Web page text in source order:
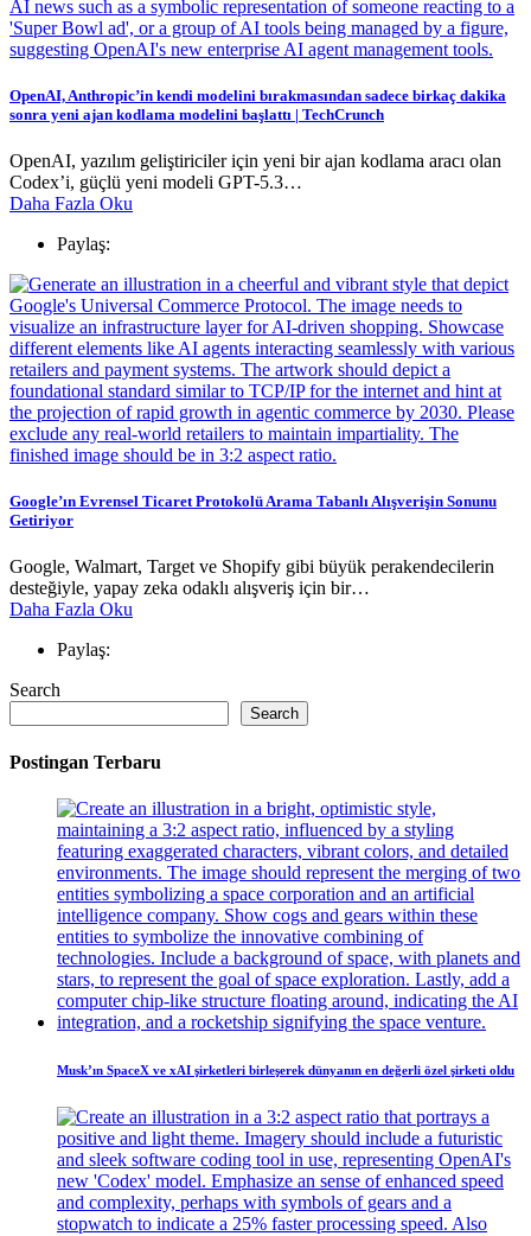
OpenAI, Anthropic’in kendi modelini bırakmasından sadece birkaç dakika
sonra yeni ajan kodlama modelini başlattı | TechCrunch
OpenAI, yazılım geliştiriciler için yeni bir ajan kodlama aracı olan
Codex’i, güçlü yeni modeli GPT-5.3…
Daha Fazla Oku
Paylaş:
Google’ın Evrensel Ticaret Protokolü Arama Tabanlı Alışverişin Sonunu
Getiriyor
Google, Walmart, Target ve Shopify gibi büyük perakendecilerin
desteğiyle, yapay zeka odaklı alışveriş için bir…
Daha Fazla Oku
Paylaş:
Search
Search
Postingan Terbaru
Musk’ın SpaceX ve xAI şirketleri birleşerek dünyanın en değerli özel şirketi oldu